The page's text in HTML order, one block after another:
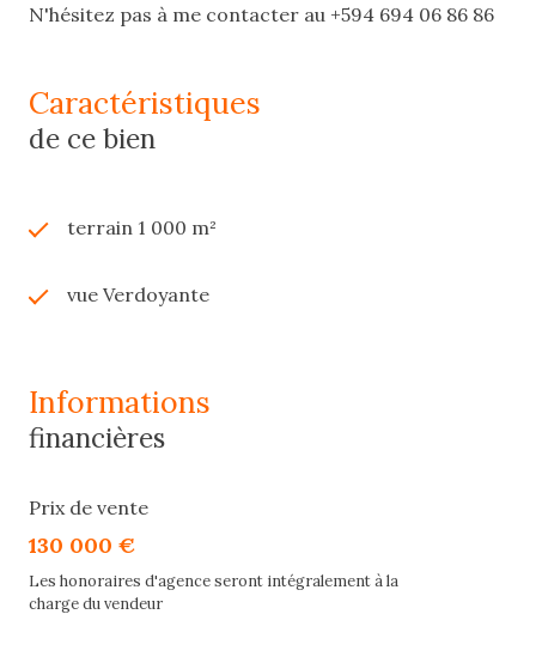
N'hésitez pas à me contacter au +594 694 06 86 86
caractéristiques
de ce bien
terrain 1 000 m²
vue Verdoyante
informations
financières
Prix de vente
130 000 €
Les honoraires d'agence seront intégralement à la
charge du vendeur